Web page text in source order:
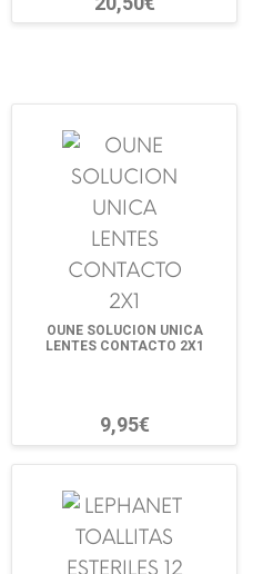
OUNE SOLUCION UNICA
LENTES CONTACTO 2X1
9,95€